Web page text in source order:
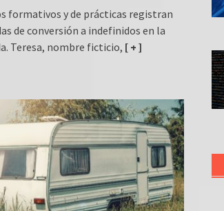
formativos y de prácticas registran
de conversión a indefinidos en la
Teresa, nombre ficticio, [ + ]